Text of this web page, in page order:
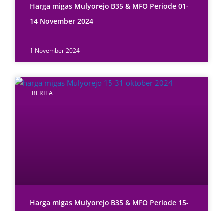
Harga migas Mulyorejo B35 & MFO Periode 01-
14 November 2024
1 November 2024
BERITA
Harga migas Mulyorejo B35 & MFO Periode 15-